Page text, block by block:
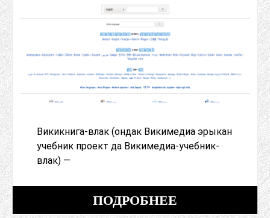
Викикнига-влак (ондак Викимедиа эрыкан
учебник проект да Викимедиа-учебник-
влак) —
ПОДРОБНЕЕ